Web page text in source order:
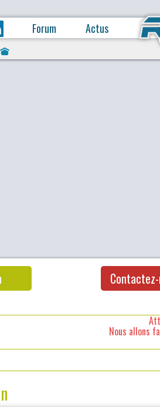
Forum Actus
Nous allons